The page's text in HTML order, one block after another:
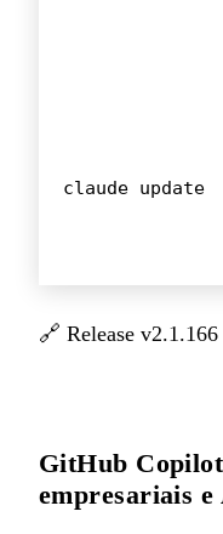
claude update
🔗 Release v2.1.166
GitHub
empresariais